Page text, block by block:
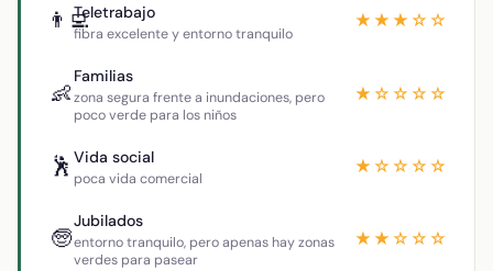
👨‍💻Teletrabajo
fibra excelente y entorno tranquilo
★★★☆☆
👶
Familias
zona segura frente a inundaciones, pero
poco verde para los niños
★☆☆☆☆
🕺 Vida social
poca vida comercial
★☆☆☆☆
🧓
Jubilados
entorno tranquilo, pero apenas hay zonas
verdes para pasear
★★☆☆☆